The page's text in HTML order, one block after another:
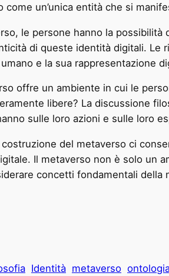
un’unica entità che si
le persone hanno la
di queste identità digitali.
e la sua rappresentazione
offre un ambiente in cui le
libere? La discussione
sulle loro azioni e sulle loro
del metaverso ci
Il metaverso non è solo
concetti fondamentali della
Identità metaverso